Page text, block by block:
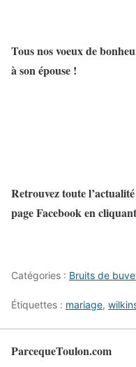
Tous nos voeux de
à son épouse !
Retrouvez toute
page Facebook en cliquant
Catégories : Bruits de
Étiquettes : mariage,
ParcequeToulon.com